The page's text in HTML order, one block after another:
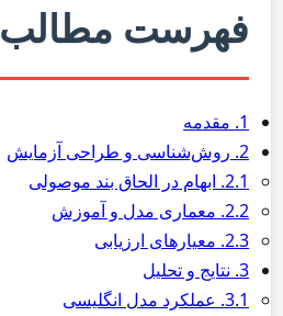
فهرست مطالب
1. مقدمه
2. روش‌شناسی و طراحی آزمایش
2.1. ابهام در الحاق بند موصولی
2.2. معماری مدل و آموزش
2.3. معیارهای ارزیابی
3. نتایج و تحلیل
3.1. عملکرد مدل انگلیسی